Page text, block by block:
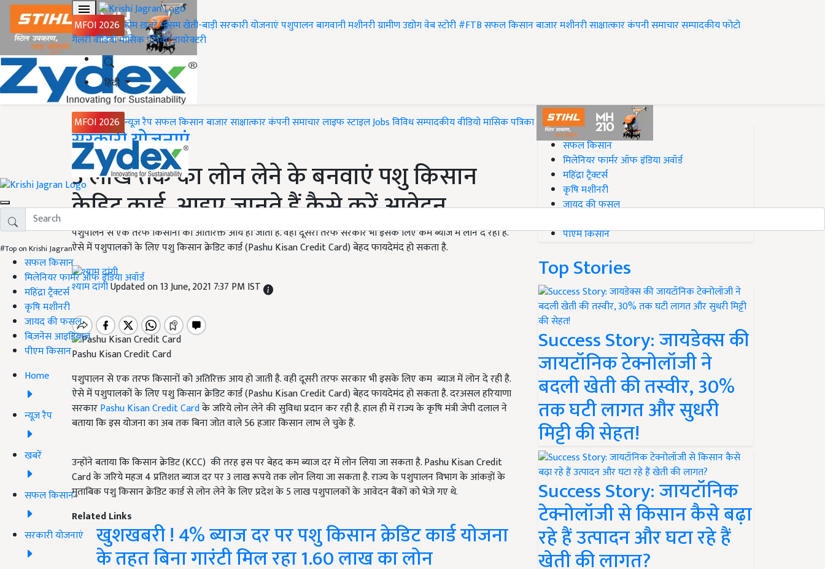
MFOI 2026 होमख़बरेंमौसमखेती-बाड़ीसरकारी योजनाएंपशुपालनबागवानीमशीनरीग्रामीण उद्योगवेब स्टोरी#FTBसफल किसानबाजारमशीनरीसाक्षात्कारकंपनी समाचारसम्पादकीयफोटो
गैलरीवीडियोमासिक पत्रिकाडायरेक्टरी
हिंदी
MFOI 2026 न्यूज़ रैपसफल किसानबाजारसाक्षात्कारकंपनी समाचारलाइफ स्टाइलJobsविविधसम्पादकीयवीडियोमासिक पत्रिका
#Top on Krishi Jagran
सफल किसान
मिलेनियर फार्मर ऑफ इंडिया अवॉर्ड
महिंद्रा ट्रैक्टर्स
कृषि मशीनरी
जायद की फसल
बिज़नेस आइडियाज
पीएम किसान
Home
न्यूज़ रैप
खबरें
सफल किसान
सरकारी योजनाएं
Home
सरकारी योजनाएं
3 लाख तक का लोन लेने के बनवाएं पशु किसान
क्रेडिट कार्ड, आइए जानते हैं कैसे करें आवेदन
पशुपालन से एक तरफ किसानों को अतिरिक्त आय हो जाती है. वही दूसरी तरफ सरकार भी इसके लिए कम ब्याज में लोन दे रही है.
ऐसे में पशुपालकों के लिए पशु किसान क्रेडिट कार्ड (Pashu Kisan Credit Card) बेहद फायदेमंद हो सकता है.
श्याम दांगीUpdated on 13 June, 2021 7:37 PM IST
Pashu Kisan Credit Card
पशुपालन से एक तरफ किसानों को अतिरिक्त आय हो जाती है. वही दूसरी तरफ सरकार भी इसके लिए कम ब्याज में लोन दे रही है.
ऐसे में पशुपालकों के लिए पशु किसान क्रेडिट कार्ड (Pashu Kisan Credit Card) बेहद फायदेमंद हो सकता है. दरअसल हरियाणा
सरकारPashu Kisan Credit Cardके जरिये लोन लेने की सुविधा प्रदान कर रही है. हाल ही में राज्य के कृषि मंत्री जेपी दलाल ने
बताया कि इस योजना का अब तक बिना जोत वाले 56 हजार किसान लाभ ले चुके हैं.
उन्होंने बताया कि किसान क्रेडिट (KCC) की तरह इस पर बेहद कम ब्याज दर में लोन लिया जा सकता है. Pashu Kisan Credit
Card के जरिये महज 4 प्रतिशत ब्याज दर पर 3 लाख रूपये तक लोन लिया जा सकता है. राज्य के पशुपालन विभाग के आंकड़ों के
मुताबिक पशु किसान क्रेडिट कार्ड से लोन लेने के लिए प्रदेश के 5 लाख पशुपालकों के आवेदन बैंकों को भेजे गए थे.
Related Links
खुशखबरी ! 4% ब्याज दर पर पशु किसान क्रेडिट कार्ड योजना
के तहत बिना गारंटी मिल रहा 1.60 लाख का लोन
#Top on Krishi Jagran
सफल किसान
मिलेनियर फार्मर ऑफ इंडिया अवॉर्ड
महिंद्रा ट्रैक्टर्स
कृषि मशीनरी
जायद की फसल
पीएम किसान
Top Stories
Success Story: जायडेक्स की
जायटॉनिक टेक्नोलॉजी ने
बदली खेती की तस्वीर, 30%
तक घटी लागत और सुधरी
मिट्टी की सेहत!
Success Story: जायटॉनिक
टेक्नोलॉजी से किसान कैसे बढ़ा
रहे हैं उत्पादन और घटा रहे हैं
खेती की लागत?